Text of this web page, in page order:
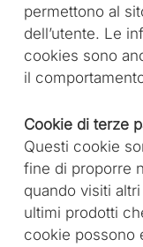
permettono al
dell’utente. Le
cookies sono
il
Cookie di terze
Questi cookie
fine di proporre
quando visiti
ultimi prodotti
cookie possono